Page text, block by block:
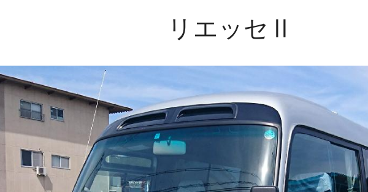
リエッセⅡ